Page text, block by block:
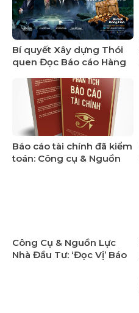
Bí quyết Xây dựng Thói
quen Đọc Báo cáo Hàng
Chuyên nghiệp | Công cụ
& Nguồn lực
Báo cáo tài chính đã kiểm
toán: Công cụ & Nguồn
Công Cụ & Nguồn Lực
Nhà Đầu Tư: ‘Đọc Vị’ Báo